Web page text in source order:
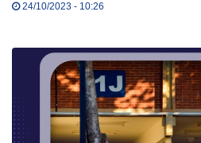
24/10/2023 - 10:26